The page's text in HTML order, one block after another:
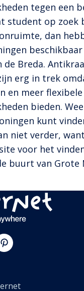
tegen een
student op zoek
dan
de Breda.
erg in trek
en meer flexibele
bieden.
kunt
niet verder,
voor het
buurt van Grote